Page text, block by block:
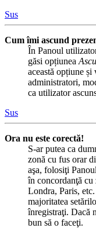
Sus
Cum îmi ascund
În Panoul
găsi opțiunea
această opțiune și
administratori,
ca utilizator
Sus
Ora nu este corectă!
S-ar putea ca
zonă cu fus orar
aşa, folosiţi
în concordanţă
Londra, Paris,
majoritatea
înregistraţi. Dacă
bun să o faceţi.